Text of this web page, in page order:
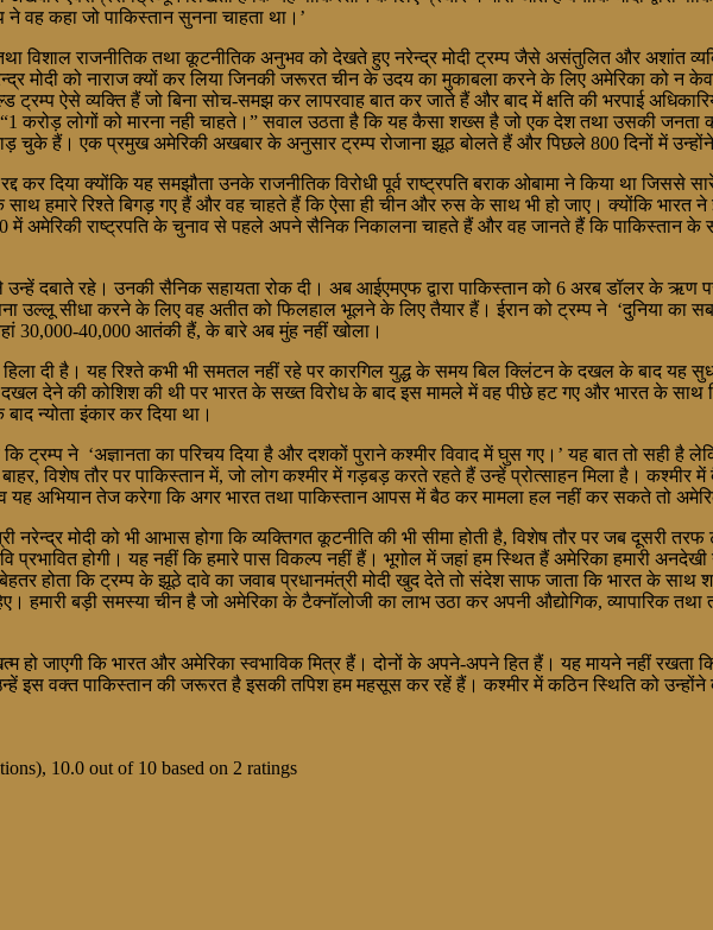
वह कहा जो पाकिस्तान सुनना चाहता था।’
विशाल राजनीतिक तथा कूटनीतिक अनुभव को देखते हुए नरेन्द्र मोदी ट्रम्प जैसे असंतुलित और अशांत
मोदी को नाराज क्यों कर लिया जिनकी जरूरत चीन के उदय का मुकाबला करने के लिए अमेरिका को न केवल
ऐसे व्यक्ति हैं जो बिना सोच-समझ कर लापरवाह बात कर जाते हैं और बाद में क्षति की भरपाई
करोड़ लोगों को मारना नही चाहते।” सवाल उठता है कि यह कैसा शख्स है जो एक देश तथा उसकी जनता
चुके हैं। एक प्रमुख अमेरिकी अखबार के अनुसार ट्रम्प रोजाना झूठ बोलते हैं और पिछले 800 दिनों में
कर दिया क्योंकि यह समझौता उनके राजनीतिक विरोधी पूर्व राष्ट्रपति बराक ओबामा ने किया था जिससे
हमारे रिश्ते बिगड़ गए हैं और वह चाहते हैं कि ऐसा ही चीन और रुस के साथ भी हो जाए। क्योंकि
में अमेरिकी राष्ट्रपति के चुनाव से पहले अपने सैनिक निकालना चाहते हैं और वह जानते हैं कि पाकिस्तान
उन्हें दबाते रहे। उनकी सैनिक सहायता रोक दी। अब आईएमएफ द्वारा पाकिस्तान को 6 अरब डॉलर के
उल्लू सीधा करने के लिए वह अतीत को फिलहाल भूलने के लिए तैयार हैं। ईरान को ट्रम्प ने ‘दुनिया का
30,000-40,000 आतंकी हैं, के बारे अब मुंह नहीं खोला।
हिला दी है। यह रिश्ते कभी भी समतल नहीं रहे पर कारगिल युद्ध के समय बिल क्लिंटन के दखल के बाद
देने की कोशिश की थी पर भारत के सख्त विरोध के बाद इस मामले में वह पीछे हट गए और भारत के
न्योता इंकार कर दिया था।
ट्रम्प ने ‘अज्ञानता का परिचय दिया है और दशकों पुराने कश्मीर विवाद में घुस गए।’ यह बात तो सही है
विशेष तौर पर पाकिस्तान में, जो लोग कश्मीर में गड़बड़ करते रहते हैं उन्हें प्रोत्साहन मिला है। कश्मीर में
यह अभियान तेज करेगा कि अगर भारत तथा पाकिस्तान आपस में बैठ कर मामला हल नहीं कर सकते तो
नरेन्द्र मोदी को भी आभास होगा कि व्यक्तिगत कूटनीति की भी सीमा होती है, विशेष तौर पर जब दूसरी
प्रभावित होगी। यह नहीं कि हमारे पास विकल्प नहीं हैं। भूगोल में जहां हम स्थित हैं अमेरिका हमारी
होता कि ट्रम्प के झूठे दावे का जवाब प्रधानमंत्री मोदी खुद देते तो संदेश साफ जाता कि भारत के साथ
हमारी बड़ी समस्या चीन है जो अमेरिका के टैक्नॉलोजी का लाभ उठा कर अपनी औद्योगिक, व्यापारिक
हो जाएगी कि भारत और अमेरिका स्वभाविक मित्र हैं। दोनों के अपने-अपने हित हैं। यह मायने नहीं
इस वक्त पाकिस्तान की जरूरत है इसकी तपिश हम महसूस कर रहें हैं। कश्मीर में कठिन स्थिति को उन्होंने
, 10.0 out of 10 based on 2 ratings